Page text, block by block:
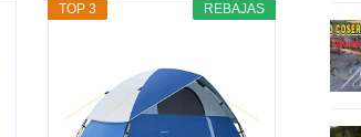
REBAJAS
TOP 3